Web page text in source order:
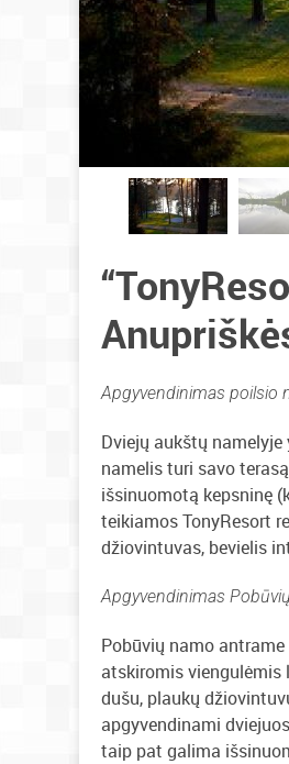
Apgyvendinimas poilsio
Dviejų aukštų
namelis turi savo
išsinuomotą kepsninę
teikiamos TonyResort
džiovintuvas, bevielis
Apgyvendinimas
Pobūvių namo
atskiromis
dušu, plaukų
apgyvendinami
taip pat galima